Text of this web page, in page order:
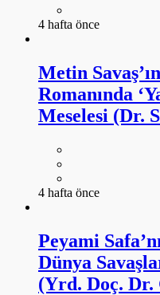
4 hafta önce
Metin
Romanında
Meselesi (Dr.
4 hafta önce
Peyami
Dünya
(Yrd. Doç. Dr.